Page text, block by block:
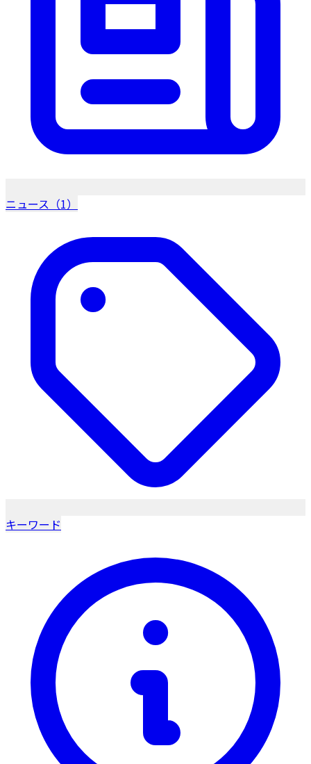
ニュース（1）
キーワード